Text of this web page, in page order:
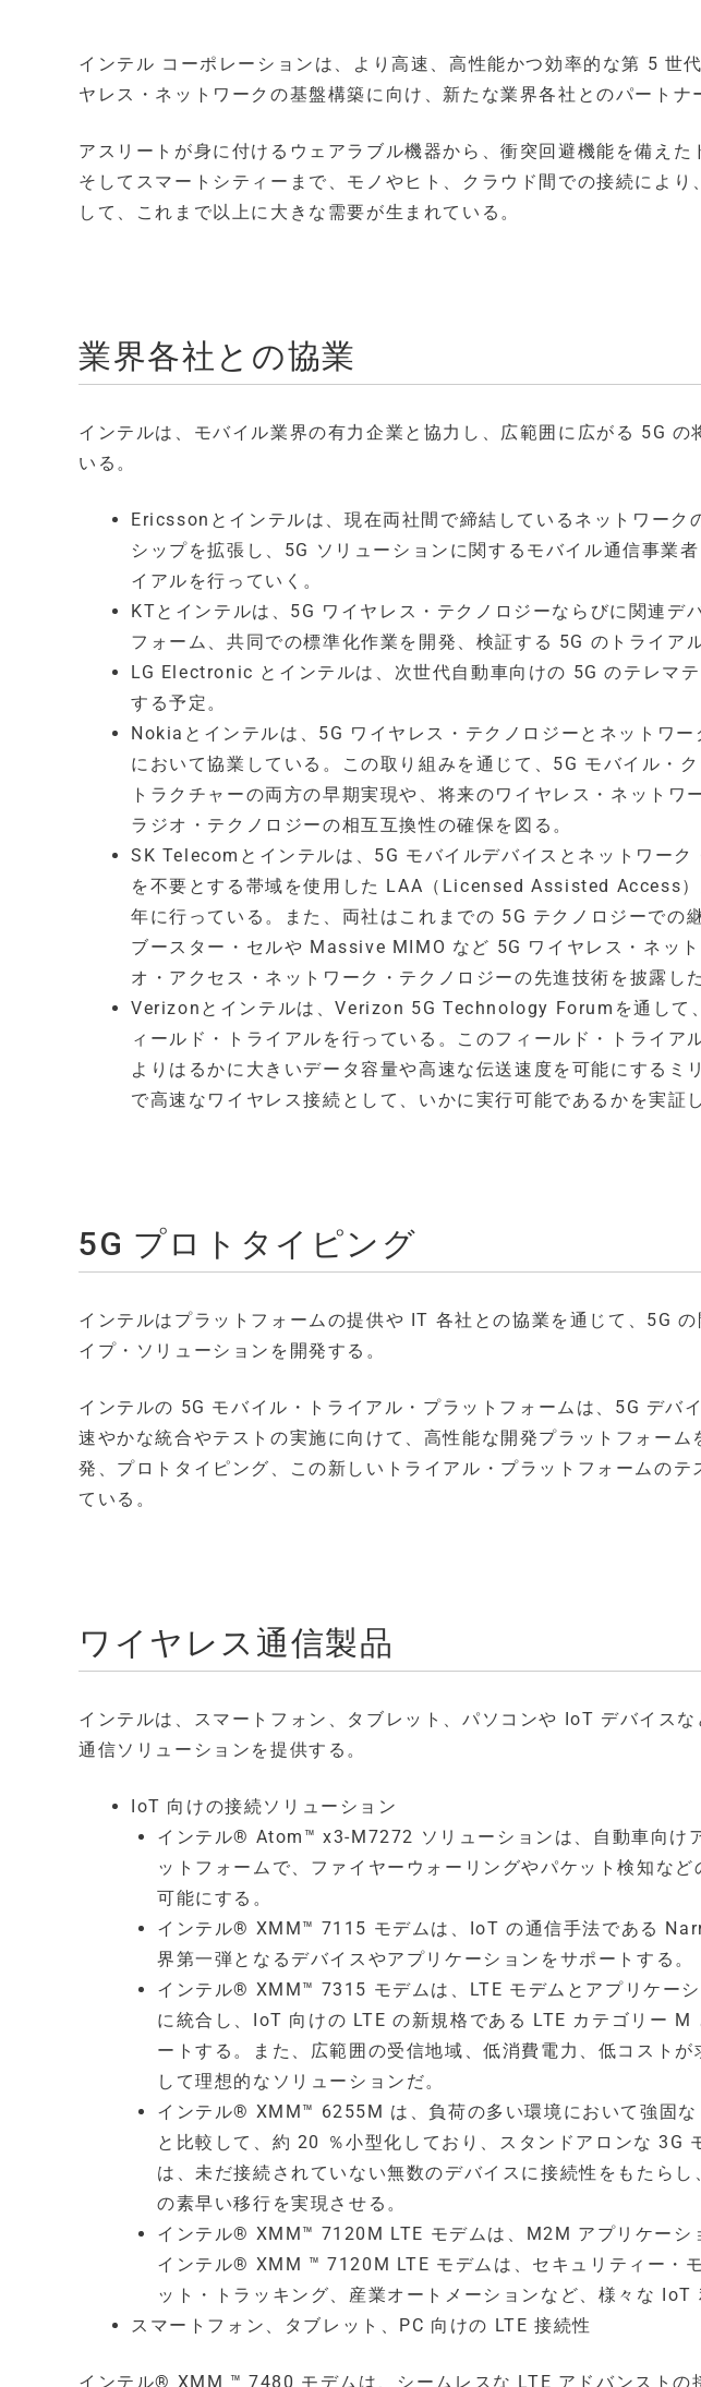
インテル コーポレーションは、より高速、高性能かつ効率的な第 5 世
ヤレス・ネットワークの基盤構築に向け、新たな業界各社とのパートナ
アスリートが身に付けるウェアラブル機器から、衝突回避機能を備えた
そしてスマートシティーまで、モノやヒト、クラウド間での接続によ
して、これまで以上に大きな需要が生まれている。
業界各社との協業
インテルは、モバイル業界の有力企業と協力し、広範囲に広がる 5G の
いる。
Ericssonとインテルは、現在両社間で締結しているネットワーク
シップを拡張し、5G ソリューションに関するモバイル通信事業
イアルを行っていく。
KTとインテルは、5G ワイヤレス・テクノロジーならびに関連デ
フォーム、共同での標準化作業を開発、検証する 5G のトライア
LG Electronic とインテルは、次世代自動車向けの 5G のテレマ
する予定。
Nokiaとインテルは、5G ワイヤレス・テクノロジーとネットワ
において協業している。この取り組みを通じて、5G モバイル・
トラクチャーの両方の早期実現や、将来のワイヤレス・ネットワ
ラジオ・テクノロジーの相互互換性の確保を図る。
SK Telecomとインテルは、5G モバイルデバイスとネットワーク
を不要とする帯域を使用した LAA（Licensed Assisted Access
年に行っている。また、両社はこれまでの 5G テクノロジーでの
ブースター・セルや Massive MIMO など 5G ワイヤレス・ネッ
オ・アクセス・ネットワーク・テクノロジーの先進技術を披露した
Verizonとインテルは、Verizon 5G Technology Forumを通して
ィールド・トライアルを行っている。このフィールド・トライア
よりはるかに大きいデータ容量や高速な伝送速度を可能にするミ
で高速なワイヤレス接続として、いかに実行可能であるかを実証
5G プロトタイピング
インテルはプラットフォームの提供や IT 各社との協業を通じて、5G
イプ・ソリューションを開発する。
インテルの 5G モバイル・トライアル・プラットフォームは、5G デバ
速やかな統合やテストの実施に向けて、高性能な開発プラットフォー
発、プロトタイピング、この新しいトライアル・プラットフォームの
ている。
ワイヤレス通信製品
インテルは、スマートフォン、タブレット、パソコンや IoT デバイス
通信ソリューションを提供する。
IoT 向けの接続ソリューション
インテル® Atom™ x3-M7272 ソリューションは、自動車向け
ットフォームで、ファイヤーウォーリングやパケット検知な
可能にする。
インテル® XMM™ 7115 モデムは、IoT の通信手法である
界第一弾となるデバイスやアプリケーションをサポートする。
インテル® XMM™ 7315 モデムは、LTE モデムとアプリケー
に統合し、IoT 向けの LTE の新規格である LTE カテゴリー
ートする。また、広範囲の受信地域、低消費電力、低コスト
して理想的なソリューションだ。
インテル® XMM™ 6255M は、負荷の多い環境において強固
と比較して、約 20 ％小型化しており、スタンドアロンな
は、未だ接続されていない無数のデバイスに接続性をもたら
の素早い移行を実現させる。
インテル® XMM™ 7120M LTE モデムは、M2M アプリケーシ
インテル® XMM ™ 7120M LTE モデムは、セキュリティー・
ット・トラッキング、産業オートメーションなど、様々な IoT
スマートフォン、タブレット、PC 向けの LTE 接続性
インテル® XMM ™ 7480 モデムは、シームレスな LTE アドバンスト